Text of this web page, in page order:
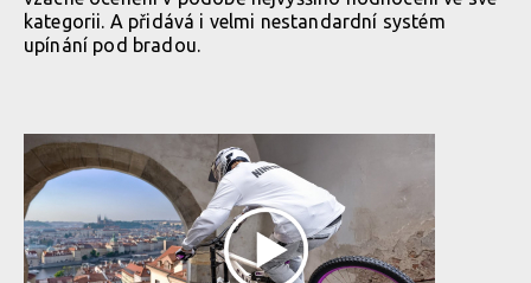
kategorii. A přidává i velmi nestandardní systém
upínání pod bradou.